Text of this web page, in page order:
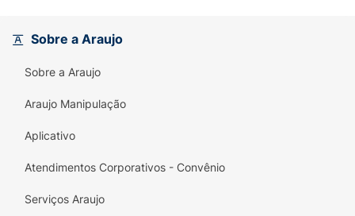
Sobre a Araujo
Sobre a Araujo
Araujo Manipulação
Aplicativo
Atendimentos Corporativos - Convênio
Serviços Araujo